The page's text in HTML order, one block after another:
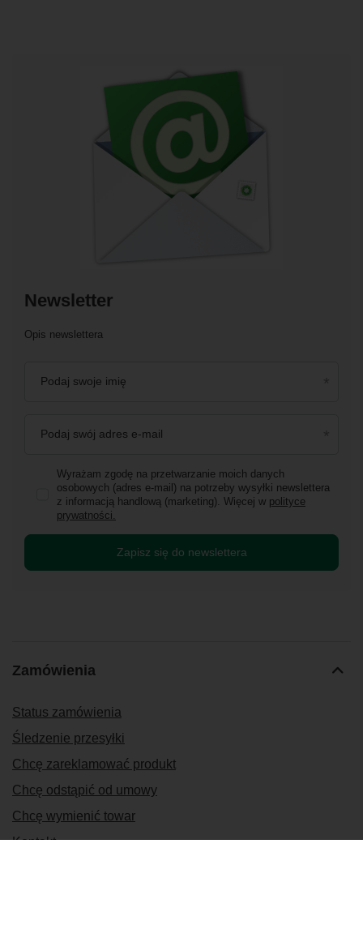
Newsletter
Opis newslettera
Podaj swoje imię
Podaj swój adres e-mail
Wyrażam zgodę na przetwarzanie moich danych
osobowych (adres e-mail) na potrzeby wysyłki newslettera
z informacją handlową (marketing). Więcej w polityce
prywatności.
Zapisz się do newslettera
Zamówienia
Status zamówienia
Śledzenie przesyłki
Chcę zareklamować produkt
Chcę odstąpić od umowy
Chcę wymienić towar
Kontakt